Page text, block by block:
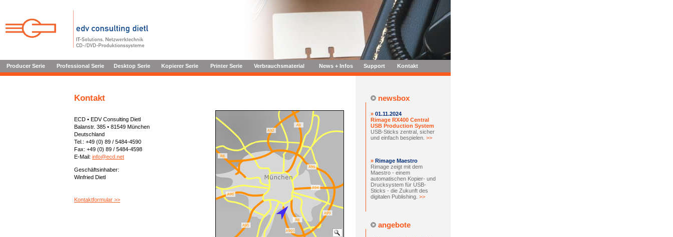
Producer Serie Professional Serie Desktop Serie Kopierer Serie Printer Serie Verbrauchsmaterial News + Infos Support Kontakt
Kontakt
ECD • EDV Consulting Dietl
Balanstr. 385 • 81549 München
Deutschland
Tel.: +49 (0) 89 / 5484-4590
Fax: +49 (0) 89 / 5484-4598
E-Mail: info@ecd.net
Geschäftsinhaber:
Winfried Dietl
Kontaktformular >>
newsbox
» 01.11.2024
Rimage RX400 Central
USB Production System
USB-Sticks zentral, sicher
und einfach bespielen. >>
» Rimage Maestro
Rimage zeigt mit dem
Maestro - einem
automatischen Kopier- und
Drucksystem für USB-
Sticks - die Zukunft des
digitalen Publishing. >>
angebote